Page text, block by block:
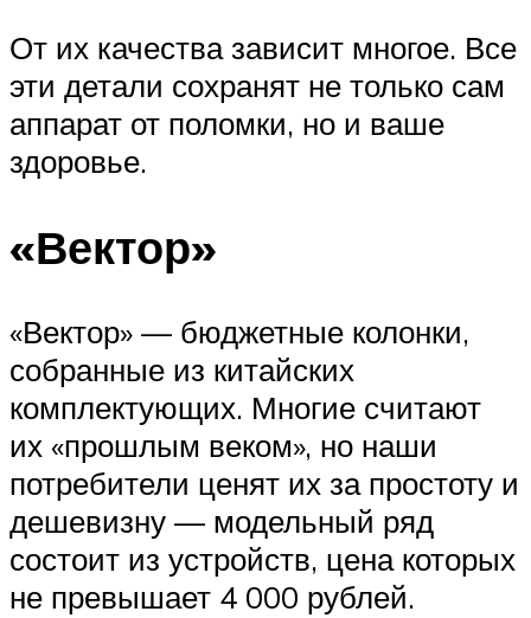
От их качества зависит многое. Все
эти детали сохранят не только сам
аппарат от поломки, но и ваше
здоровье.
«Вектор»
«Вектор» — бюджетные колонки,
собранные из китайских
комплектующих. Многие считают
их «прошлым веком», но наши
потребители ценят их за простоту и
дешевизну — модельный ряд
состоит из устройств, цена которых
не превышает 4 000 рублей.